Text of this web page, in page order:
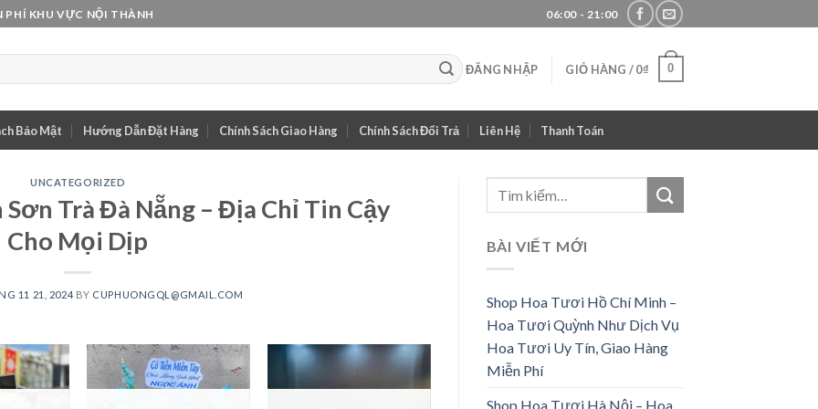
PHÍ KHU VỰC NỘI THÀNH 06:00 - 21:00
ĐĂNG NHẬP GIỎ HÀNG /0₫ 0
Bảo Mật Hướng Dẫn Đặt Hàng Chính Sách Giao Hàng Chính Sách Đổi Trả Liên Hệ Thanh Toán
UNCATEGORIZED
Trà Đà Nẵng – Địa Chỉ Tin Cậy
Cho Mọi Dịp
11 21, 2024 BY CUPHUONGQL@GMAIL.COM
BÀI VIẾT MỚI
Shop Hoa Tươi Hồ Chí Minh –
Hoa Tươi Quỳnh Như Dịch Vụ
Hoa Tươi Uy Tín, Giao Hàng
Miễn Phí
Shop Hoa Tươi Hà Nội – Hoa